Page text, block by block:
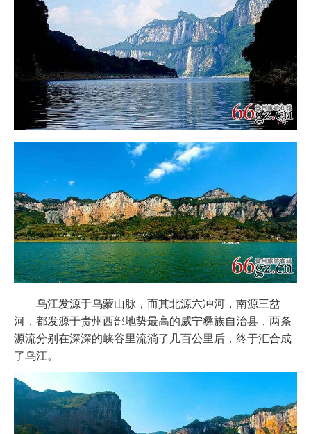
乌江发源于乌蒙山脉，而其北源六冲河，南源三岔
河，都发源于贵州西部地势最高的威宁彝族自治县，两条
源流分别在深深的峡谷里流淌了几百公里后，终于汇合成
了乌江。